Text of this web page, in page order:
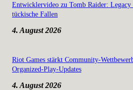
Entwicklervideo zu Tomb Raider:
tückische Fallen
4. August 2026
Riot Games stärkt Community-
Organized-Play-Updates
4. August 2026